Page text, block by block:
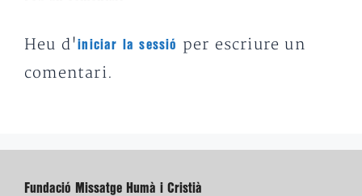
Heu d'iniciar la sessió
per escriure un
comentari.
Fundació Missatge Humà i Cristià